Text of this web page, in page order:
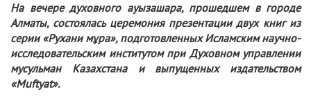
На вечере духовного ауызашара, прошедшем в городе
Алматы, состоялась церемония презентации двух книг из
серии «Рухани мұра», подготовленных Исламским научно-
исследовательским институтом при Духовном управлении
мусульман Казахстана и выпущенных издательством
«Muftyat».